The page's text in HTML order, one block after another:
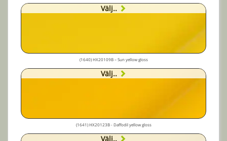
Välj..
(1640) HX20109B – Sun yellow gloss
Välj..
(1641) HX20123B - Daffodil yellow gloss
Välj..